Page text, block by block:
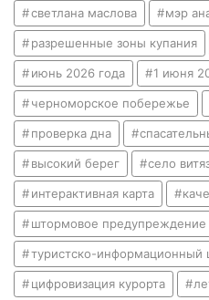
светлана маслова мэр
разрешенные зоны купания
июнь 2026 года 1 июня
черноморское побережье
проверка дна
высокий берег село
интерактивная карта
штормовое предупреждение
туристско-информационный
цифровизация курорта